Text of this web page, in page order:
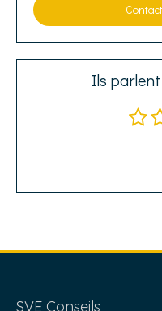
Ils parlent
SVE Conseils